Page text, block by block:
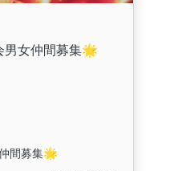
男女仲間募集🌟
間募集🌟